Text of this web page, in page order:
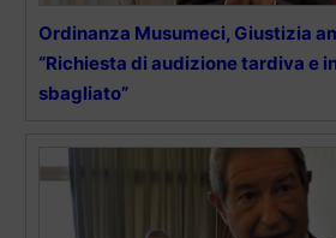
Ordinanza Musumeci, Giustizia
“Richiesta di audizione tardiva e
sbagliato”